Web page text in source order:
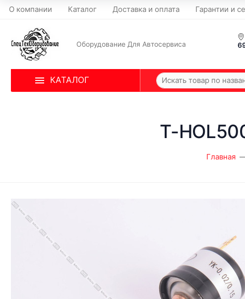
О компании Каталог Доставка и оплата Гарантии и
Оборудование Для Автосервиса
КАТАЛОГ
T-
Главная